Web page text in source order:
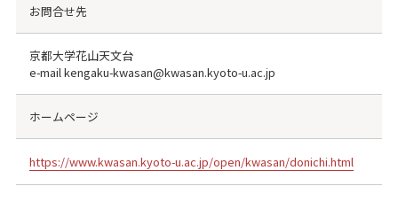
お問合せ先
京都大学花山天文台
e-mail kengaku-kwasan@kwasan.kyoto-u.ac.jp
ホームページ
https://www.kwasan.kyoto-u.ac.jp/open/kwasan/donichi.html